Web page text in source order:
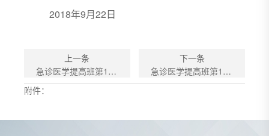
2018年9月22日
上一条
急诊医学提高班第168期 病例讨论（105）
下一条
急诊医学提高班第166期 病例讨论（103）
附件：